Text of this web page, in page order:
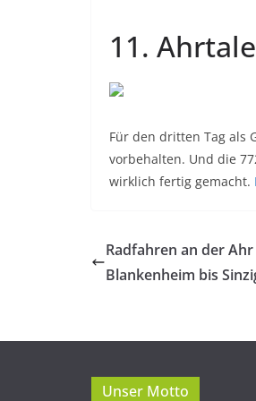
11.
Für den dritten Tag als
vorbehalten. Und die
wirklich fertig gemacht.
Radfahren an der
Blankenheim bis
Unser Motto